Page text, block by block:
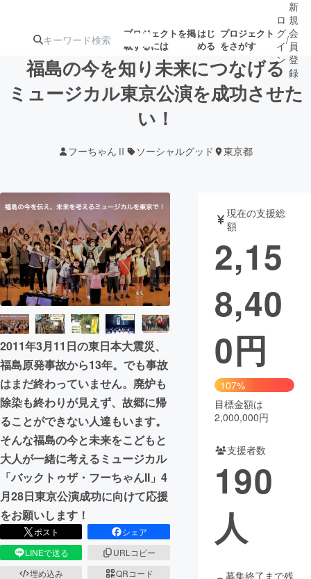
プロジェクトを掲
載するには
はじ
める
プロジェクト
をさがす
注目の新着プロ
テクノロジー・ガジェット
映像・映画 書籍・雑誌
ビジネス・起業 チャレンジ
まちづくり・地域活性化
CAMPFIRE for Social Good
CAMPFIRE Creation
CAMPFIREふるさと納税machi-ya コミュニティ
ロ
グ
イ
ン
/
新
規
会
員
登
録
福島の今を知り未来につなげる
ミュージカル東京公演を成功させた
い！
フーちゃんⅡ ソーシャルグッド 東京都
2011年3月11日の東日本大震災、
福島原発事故から13年。でも事故
はまだ終わっていません。廃炉も
除染も終わりが見えず、故郷に帰
ることができない人達もいます。
そんな福島の今と未来をこどもと
大人が一緒に考えるミュージカル
「バックトゥザ・フーちゃんII」4
月28日東京公演成功に向けて応援
をお願いします！
ポスト
シェア
LINEで送る
URLコピー
埋め込み
QRコード
現在の支援総
額
2,15
8,40
0円
107%
目標金額は
2,000,000円
支援者数
190
人
募集終了まで残